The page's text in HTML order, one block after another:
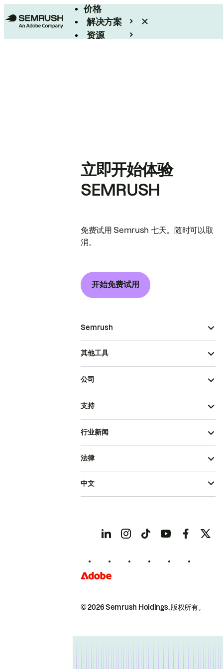
价格
解决方案
资源
立即开始体验
SEMRUSH
免费试用 Semrush 七天。随时可以取
消。
开始免费试用
Semrush
其他工具
公司
支持
行业新闻
© 2026 Semrush Holdings.版权所有。
法律
中文